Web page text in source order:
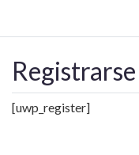
Registrarse
[uwp_register]